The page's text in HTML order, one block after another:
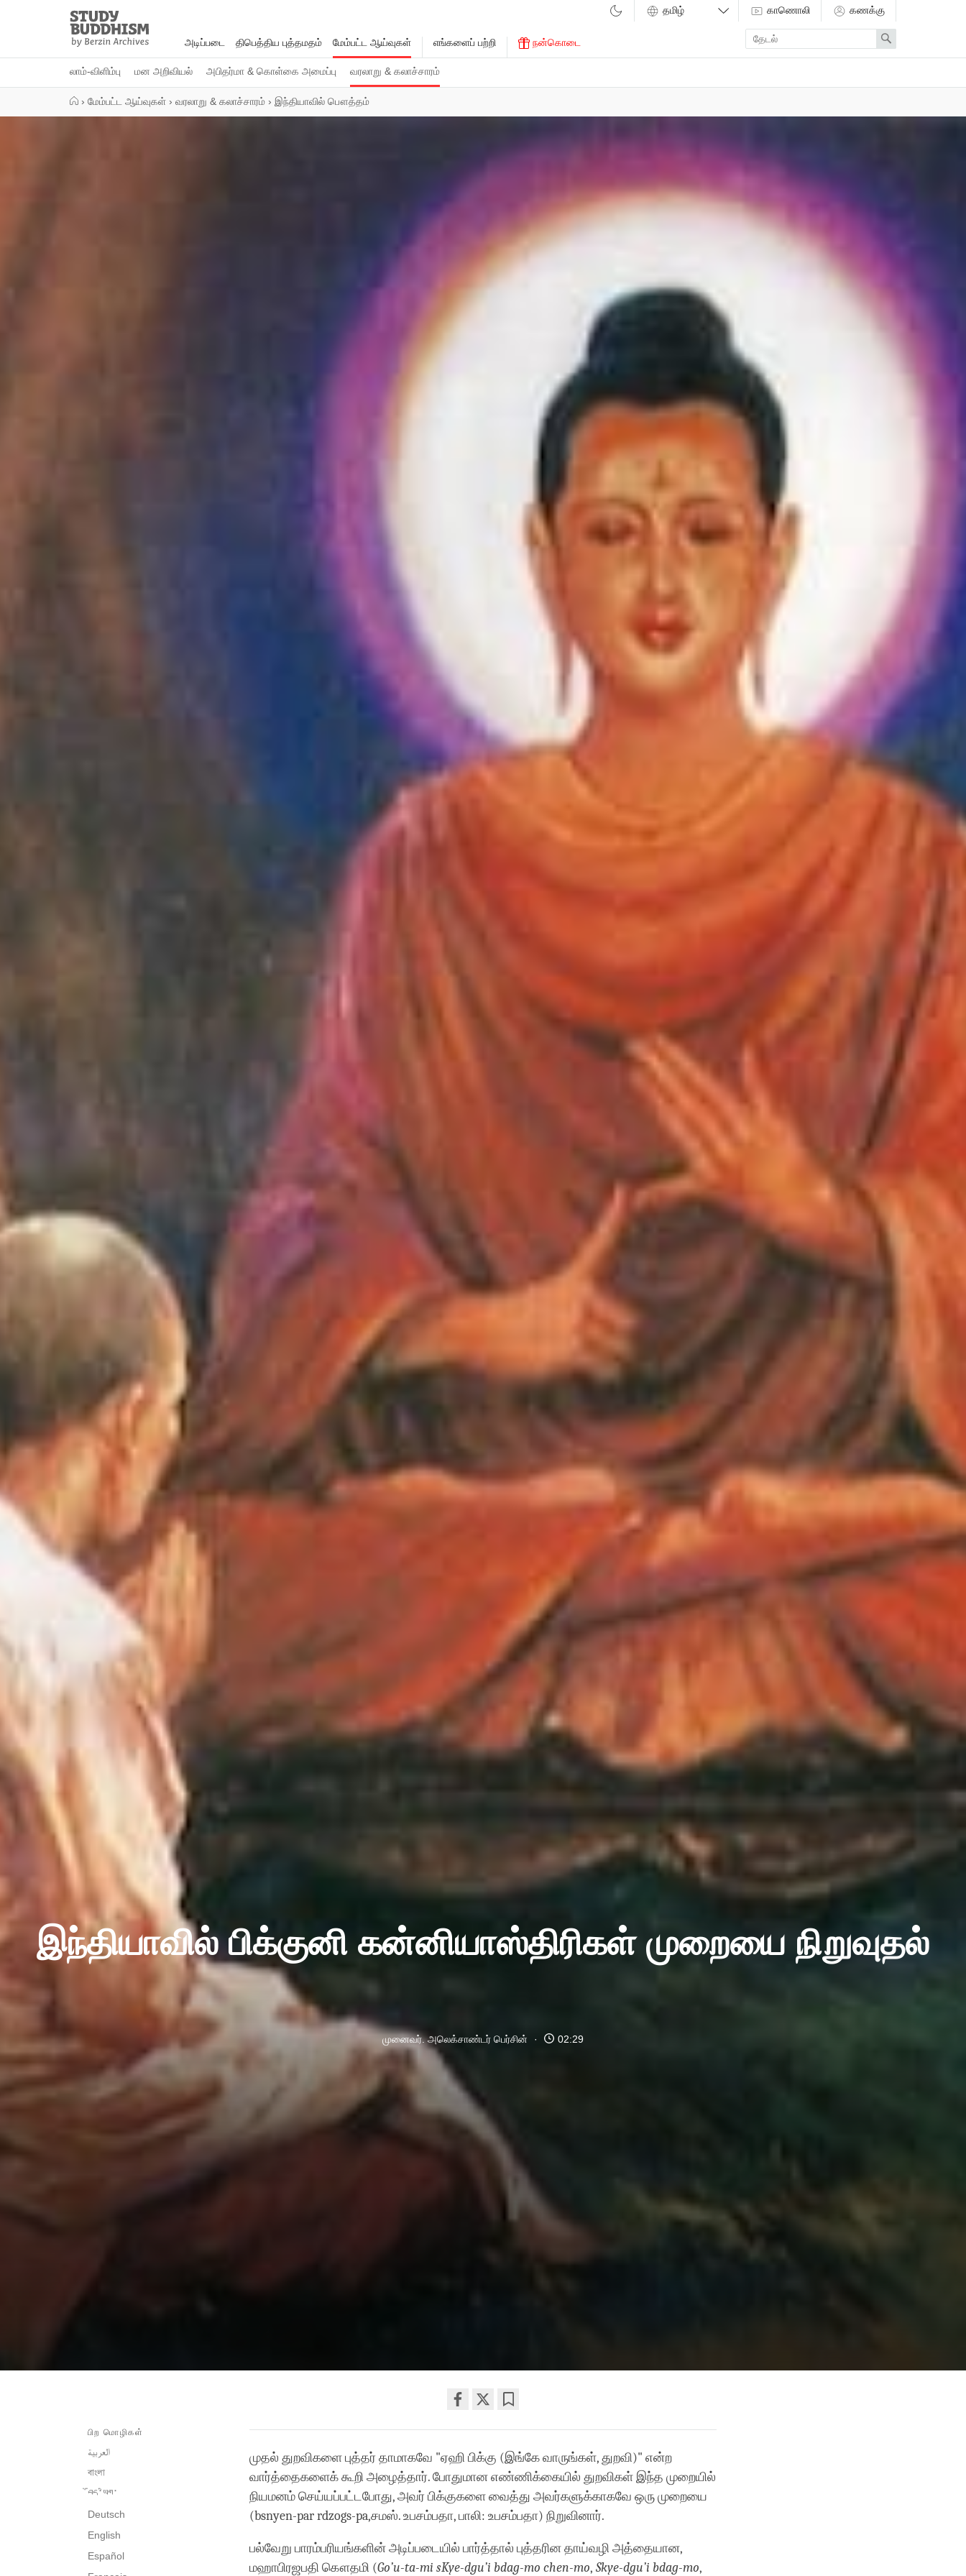
Study
Buddhism
Home
அடிப்படை திபெத்திய புத்தமதம் மேம்பட்ட ஆய்வுகள்
லாம்-விளிம்பு மன அறிவியல் அபிதர்மா & கொள்கை அமைப்பு வரலாறு & கலாச்சாரம்
எங்களைப் பற்றி நன்கொடை
காணொலி கணக்கு
Enter
search
term
Search
› மேம்பட்ட ஆய்வுகள் › வரலாறு & கலாச்சாரம் › இந்தியாவில் பௌத்தம்
இந்தியாவில் பிக்குனி கன்னியாஸ்திரிகள் முறையை நிறுவுதல்
முனைவர். அலெக்சாண்டர் பெர்சின் 02:29
facebook
பிற மொழிகள்
العربية
বাংলা
བོད་ཡིག་
Deutsch
English
Español
முதல் துறவிகளை புத்தர் தாமாகவே "ஏஹி பிக்கு (இங்கே வாருங்கள், துறவி)" என்ற
வார்த்தைகளைக் கூறி அழைத்தார். போதுமான எண்ணிக்கையில் துறவிகள் இந்த முறையில்
நியமனம் செய்யப்பட்டபோது, அவர் பிக்குகளை வைத்து அவர்களுக்காகவே ஒரு முறையை
(bsnyen-par rdzogs-pa,சமஸ். உபசம்பதா, பாலி: உபசம்பதா) நிறுவினார்.
பல்வேறு பாரம்பரியங்களின் அடிப்படையில் பார்த்தால் புத்தரின தாய்வழி அத்தையான,
மஹாபிரஜபதி கௌதமி (Go’u-ta-mi sKye-dgu’i bdag-mo chen-mo, Skye-dgu’i bdag-mo,